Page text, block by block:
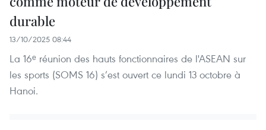
durable
13/10/2025 08:44
La 16ᵉ réunion des hauts fonctionnaires de l'ASEAN sur
les sports (SOMS 16) s’est ouvert ce lundi 13 octobre à
Hanoi.